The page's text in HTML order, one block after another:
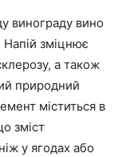
винограду вино
Напій зміцнює
а також
природний
міститься в
зміст
у ягодах або